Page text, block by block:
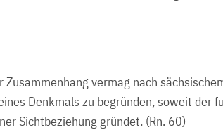
Zusammenhang vermag nach
Denkmals zu begründen, soweit der
Sichtbeziehung gründet. (Rn. 60)